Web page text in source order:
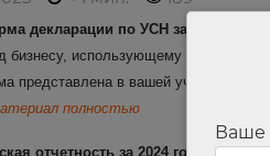
декларации по УСН за 2024 год
бизнесу, использующему
представлена в вашей учетной
полностью
отчетность за 2024 год: ФНС
Ваше